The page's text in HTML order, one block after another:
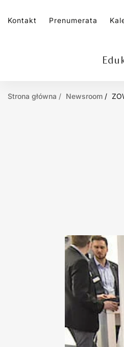
Kontakt Prenumerata
Strona główna Newsroom